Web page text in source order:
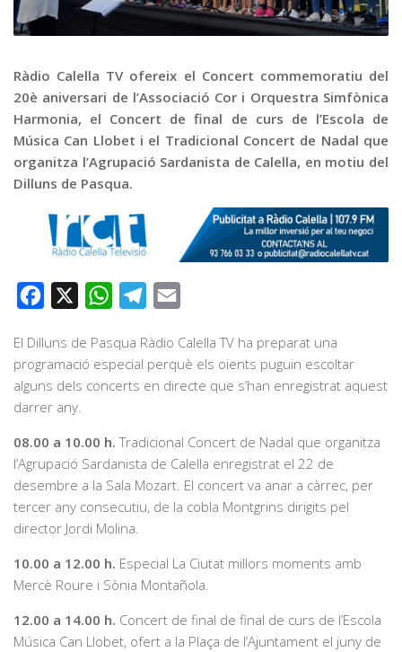
Publicitat
Contacte
Ràdio Calella TV ofereix el Concert commemoratiu del
20è aniversari de l’Associació Cor i Orquestra Simfònica
Harmonia, el Concert de final de curs de l’Escola de
Música Can Llobet i el Tradicional Concert de Nadal que
organitza l’Agrupació Sardanista de Calella, en motiu del
Dilluns de Pasqua.
Facebook WhatsAppTelegram
El Dilluns de Pasqua Ràdio Calella TV ha preparat una
programació especial perquè els oients puguin escoltar
alguns dels concerts en directe que s’han enregistrat aquest
darrer any.
08.00 a 10.00 h. Tradicional Concert de Nadal que organitza
l’Agrupació Sardanista de Calella enregistrat el 22 de
desembre a la Sala Mozart. El concert va anar a càrrec, per
tercer any consecutiu, de la cobla Montgrins dirigits pel
director Jordi Molina.
10.00 a 12.00 h. Especial La Ciutat millors moments amb
Mercè Roure i Sònia Montañola.
12.00 a 14.00 h. Concert de final de final de curs de l’Escola
Música Can Llobet, ofert a la Plaça de l’Ajuntament el juny de